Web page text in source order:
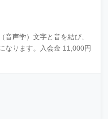
音声学）文字と音を結び、
なります。入会金 11,000円